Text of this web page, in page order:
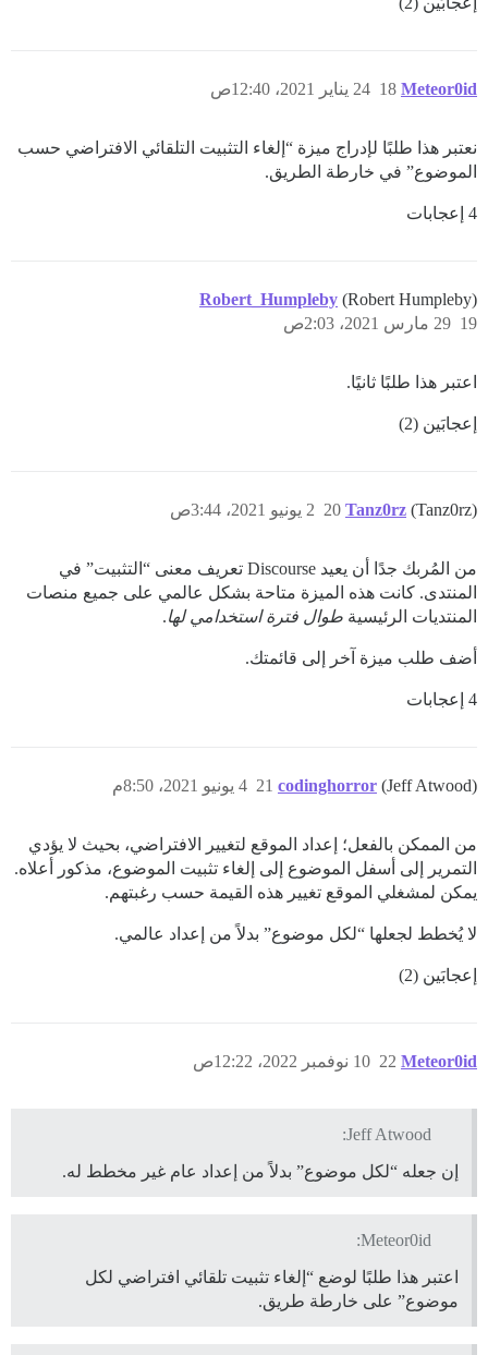
Meteor0id 24 يناير 2021، 12:40ص 18
نعتبر هذا طلبًا لإدراج ميزة “إلغاء التثبيت التلقائي الافتراضي حسب
الموضوع” في خارطة الطريق.
4 إعجابات
Robert_Humpleby (Robert Humpleby)
29 مارس 2021، 2:03ص 19
اعتبر هذا طلبًا ثانيًا.
إعجابَين (2)
Tanz0rz (Tanz0rz) 2 يونيو 2021، 3:44ص 20
من المُربك جدًا أن يعيد Discourse تعريف معنى “التثبيت” في
المنتدى. كانت هذه الميزة متاحة بشكل عالمي على جميع منصات
المنتديات الرئيسية طوال فترة استخدامي لها.
أضف طلب ميزة آخر إلى قائمتك.
4 إعجابات
codinghorror (Jeff Atwood) 4 يونيو 2021، 8:50م 21
من الممكن بالفعل؛ إعداد الموقع لتغيير الافتراضي، بحيث لا يؤدي
التمرير إلى أسفل الموضوع إلى إلغاء تثبيت الموضوع، مذكور أعلاه.
يمكن لمشغلي الموقع تغيير هذه القيمة حسب رغبتهم.
لا يُخطط لجعلها “لكل موضوع” بدلاً من إعداد عالمي.
إعجابَين (2)
Meteor0id 10 نوفمبر 2022، 12:22ص 22
Jeff Atwood:
إن جعله “لكل موضوع” بدلاً من إعداد عام غير مخطط له.
Meteor0id:
اعتبر هذا طلبًا لوضع “إلغاء تثبيت تلقائي افتراضي لكل
موضوع” على خارطة طريق.